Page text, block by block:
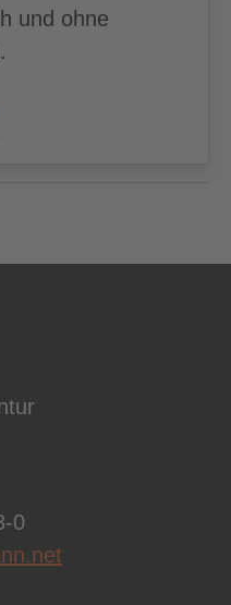
und ohne
0